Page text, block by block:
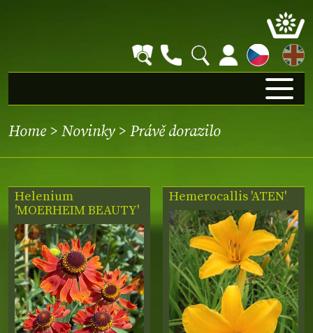
EN
Home > Novinky> Právě dorazilo
Helenium
'MOERHEIM BEAUTY'
Hemerocallis 'ATEN'